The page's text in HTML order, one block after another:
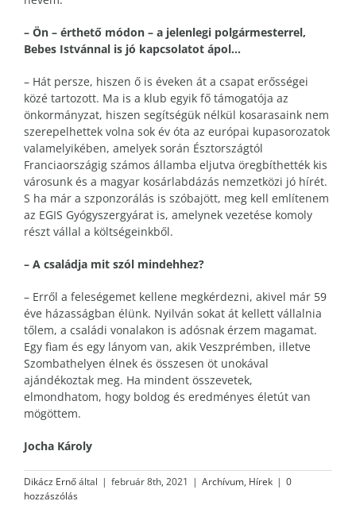
– Ön – érthető módon – a jelenlegi polgármesterrel,
Bebes Istvánnal is jó kapcsolatot ápol…
– Hát persze, hiszen ő is éveken át a csapat erősségei
közé tartozott. Ma is a klub egyik fő támogatója az
önkormányzat, hiszen segítségük nélkül kosarasaink nem
szerepelhettek volna sok év óta az európai kupasorozatok
valamelyikében, amelyek során Észtországtól
Franciaországig számos államba eljutva öregbíthették kis
városunk és a magyar kosárlabdázás nemzetközi jó hírét.
S ha már a szponzorálás is szóbajött, meg kell említenem
az EGIS Gyógyszergyárat is, amelynek vezetése komoly
részt vállal a költségeinkből.
– A családja mit szól mindehhez?
– Erről a feleségemet kellene megkérdezni, akivel már 59
éve házasságban élünk. Nyilván sokat át kellett vállalnia
tőlem, a családi vonalakon is adósnak érzem magamat.
Egy fiam és egy lányom van, akik Veszprémben, illetve
Szombathelyen élnek és összesen öt unokával
ajándékoztak meg. Ha mindent összevetek,
elmondhatom, hogy boldog és eredményes életút van
mögöttem.
Jocha Károly
Dikácz Ernőáltal | február 8th, 2021 | Archívum, Hírek | 0
hozzászólás